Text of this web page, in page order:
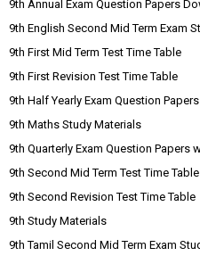
9th Annual Exam Question Papers
9th English Second Mid Term Exam
9th First Mid Term Test Time Table
9th First Revision Test Time Table
9th Half Yearly Exam Question
9th Maths Study Materials
9th Quarterly Exam Question Papers
9th Second Mid Term Test Time Table
9th Second Revision Test Time Table
9th Study Materials
9th Tamil Second Mid Term Exam